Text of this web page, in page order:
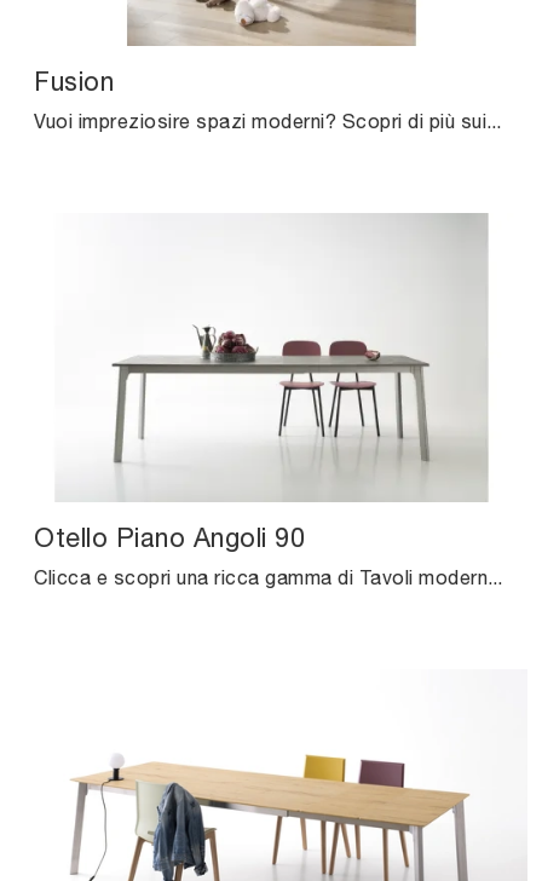
Fusion
Vuoi impreziosire spazi moderni? Scopri di più sui tavoli moderni allungabili: il modello da cucina Fusion ti attende.
Otello Piano Angoli 90